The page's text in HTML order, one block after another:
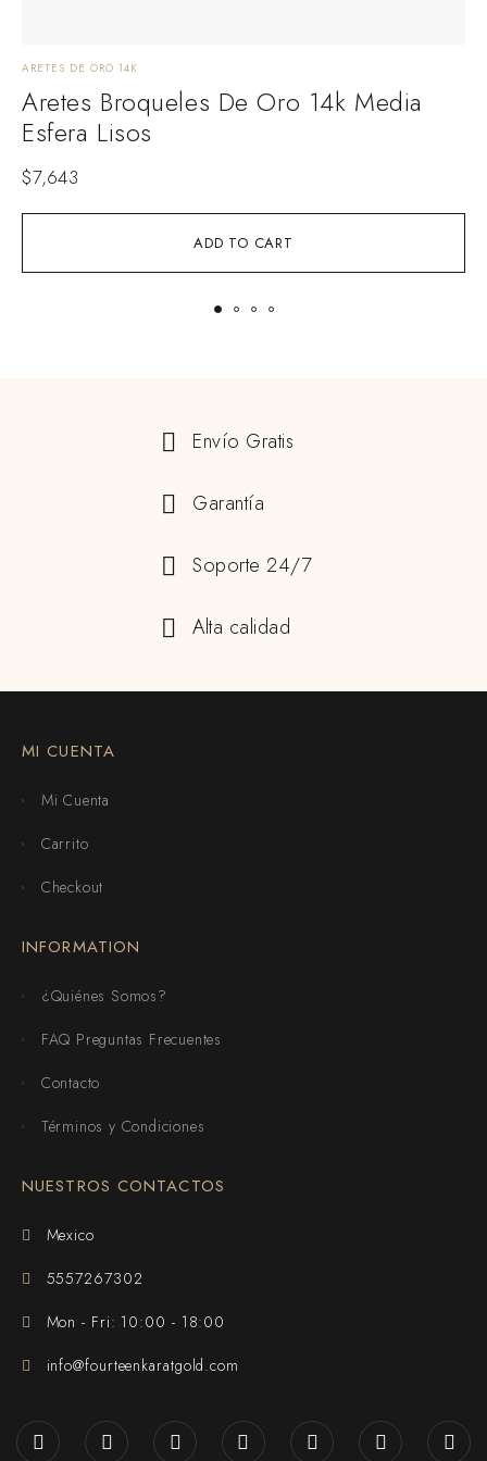
ADD TO CART
ARETES DE ORO 14K
Aretes Broqueles De Oro 14k Media
Esfera Lisos
$7,643
Envío Gratis
Garantía
Soporte 24/7
Alta calidad
MI CUENTA
Mi Cuenta
Carrito
Checkout
INFORMATION
¿Quiénes Somos?
FAQ Preguntas Frecuentes
Contacto
Términos y Condiciones
NUESTROS CONTACTOS
Mexico
5557267302
Mon - Fri: 10:00 - 18:00
info@fourteenkaratgold.com